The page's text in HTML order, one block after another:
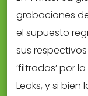
grabaciones de
el supuesto
sus
‘filtradas’ por
Leaks, y si